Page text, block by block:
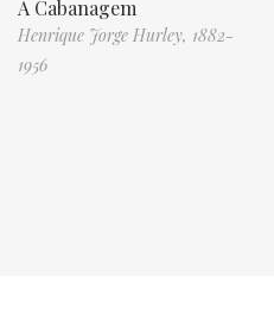
A Cabanagem
Henrique Jorge Hurley, 1882-
1956